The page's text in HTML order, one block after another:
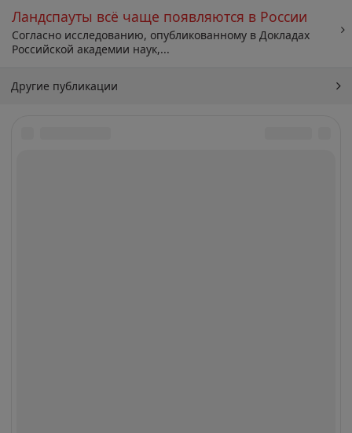
Ландспауты всё чаще появляются в России
Согласно исследованию, опубликованному в Докладах
Российской академии наук,...
Другие публикации